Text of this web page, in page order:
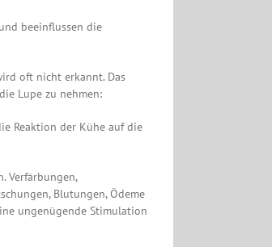
beeinflussen die
oft nicht erkannt. Das
Lupe zu nehmen:
Reaktion der Kühe auf die
Verfärbungen,
Blutungen, Ödeme
ungenügende Stimulation